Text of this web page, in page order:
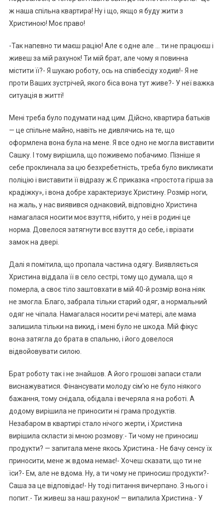
ж наша спільна квартира! Ну і що, якщо я буду жити з
Христиною! Моє право!
-Так напевно ти маєш рацію! Але є одне але … ти не працюєш і
живеш за мій рахунок! Ти мій брат, але чому я повинна
містити її?- Я шукаю роботу, ось на співбесіду ходив!- Я не
проти Ваших зустрічей, якого біса вона тут живе?- У неї важка
ситуація в житті!
Мені треба було подумати над цим. Дійсно, квартира батьків
— це спільне майно, навіть не дивлячись на те, що
оформлена вона була на мене. Я все одно не могла виставити
Сашку. І тому вирішила, що поживемо побачимо. Пізніше я
себе проклинала за цю безхребетність, треба було викликати
поліцію і виставити її відразу ж.Є приказка «простота гірша за
крадіжку», і вона добре характеризує Христину. Розмір ноги,
на жаль, у нас виявився однаковий, відповідно Христина
намагалася носити моє взуття, нібито, у неї в родині це
норма. Довелося затягнути всє взуття до себе, і врізати
замок на двері.
Далі я помітила, що пропала частина одягу. Виявляється
Христина віддала її в село сестрі, тому що думала, що я
померла, а своє тіло заштовхати в мій 40-й розмір вона ніяк
не змогла. Благо, забрала тільки старий одяг, а нормальний
одяг не чіпала. Намагалася носити речі матері, але мама
залишила тільки на викид, і мені було не шкода. Мій фікус
вона затягла до брата в спальню, і його довелося
відвойовувати силою.
Брат роботу так і не знайшов. А його грошові запаси стали
виснажуватися. Фінансувати молоду сім’ю не було ніякого
бажання, тому снідала, обідала і вечеряла я на роботі. А
додому вирішила не приносити ні грама продуктів.
Незабаром в квартирі стало нічого жерти, і Христина
вирішила скласти зі мною розмову:- Ти чому не приносиш
продукти? — запитала мене якось Христина.- Не бачу сенсу їх
приносити, мене ж вдома немає!- Хочеш сказати, що ти не
їси?- Ем, але не вдома. Ну, а ти чому не приносиш продукти?-
Саша за це відповідає!- Ну тоді питання вичерпано. З нього і
попит.- Ти живеш за наш рахунок! — випалила Христина.- У